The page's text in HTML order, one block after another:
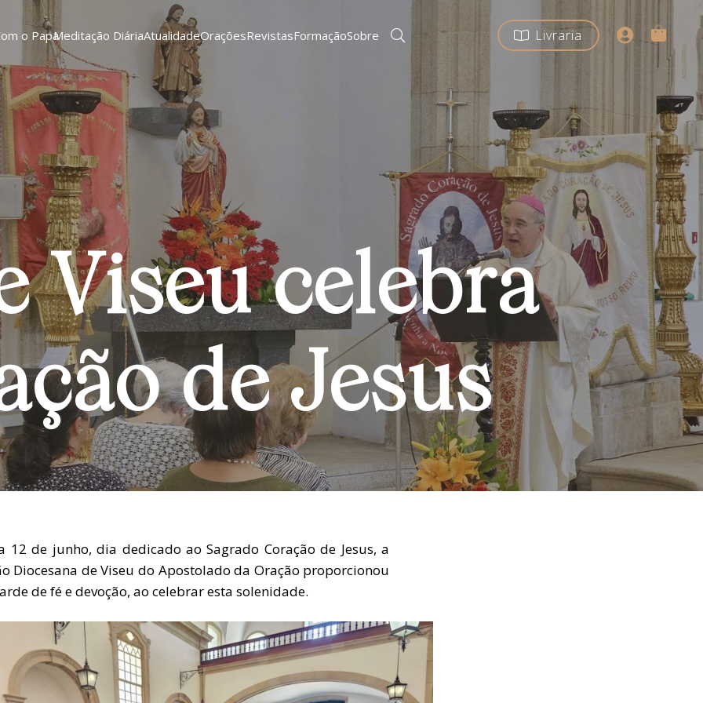
o PapaMeditação DiáriaAtualidadeOraçõesRevistasFormaçãoSobre Livraria
Viseu celebra
de Jesus
12 de junho, dia dedicado ao Sagrado Coração de Jesus, a
Diocesana de Viseu do Apostolado da Oração proporcionou
de fé e devoção, ao celebrar esta solenidade.